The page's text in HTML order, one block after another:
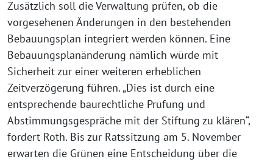
Zusätzlich soll die Verwaltung prüfen, ob die
vorgesehenen Änderungen in den bestehenden
Bebauungsplan integriert werden können. Eine
Bebauungsplanänderung nämlich würde mit
Sicherheit zur einer weiteren erheblichen
Zeitverzögerung führen. „Dies ist durch eine
entsprechende baurechtliche Prüfung und
Abstimmungsgespräche mit der Stiftung zu klären“,
fordert Roth. Bis zur Ratssitzung am 5. November
erwarten die Grünen eine Entscheidung über die